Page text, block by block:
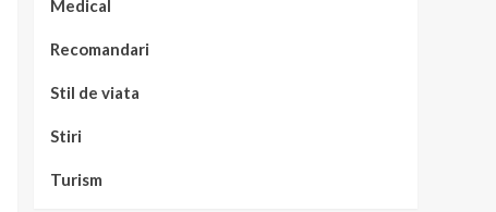
Medical
Recomandari
Stil de viata
Stiri
Turism